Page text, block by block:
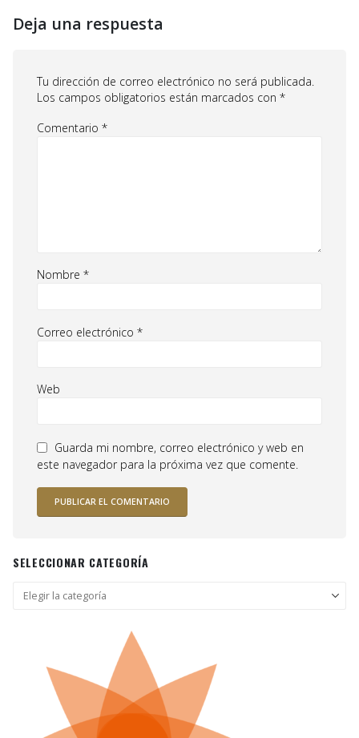
Deja una respuesta
Tu dirección de correo electrónico no será publicada.
Los campos obligatorios están marcados con *
Comentario *
Nombre *
Correo electrónico *
Web
Guarda mi nombre, correo electrónico y web en
este navegador para la próxima vez que comente.
SELECCIONAR CATEGORÍA
Seleccionar
categoría